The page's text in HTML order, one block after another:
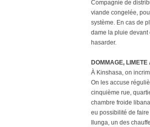
Compagnie de
viande congelée,
système. En cas de
dame la pluie devant
hasarder.
DOMMAGE, LIMETE
À Kinshasa, on
On les accuse
cinquième rue,
chambre froide
eu possibilité de
Ilunga, un des